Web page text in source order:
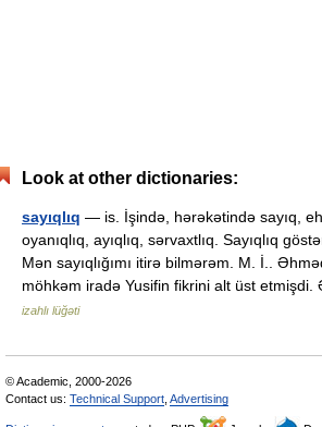
Look at other dictionaries:
sayıqlıq — is. İşində, hərəkətində sayıq,
oyanıqlıq, ayıqlıq, sərvaxtlıq. Sayıqlıq
Mən sayıqlığımı itirə bilmərəm. M. İ..
möhkəm iradə Yusifin fikrini alt üst
izahlı lüğəti
© Academic, 2000-2026
Contact us: Technical Support Advertising